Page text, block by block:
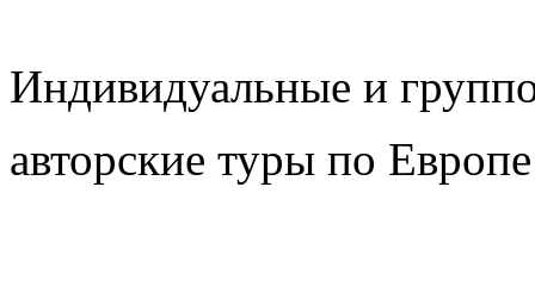
Индивидуальные и
авторские туры по